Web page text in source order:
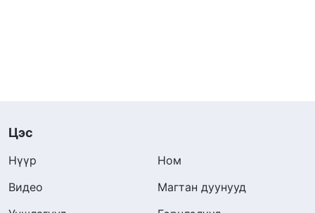
Цэс
Нүүр
Ном
Видео
Магтан дуунууд